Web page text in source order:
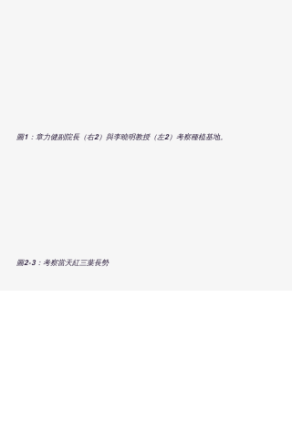
圖1：章力健副院長（右2）與李曉明教授（左2）考察種植基地。
圖2-3：考察當天紅三葉長勢